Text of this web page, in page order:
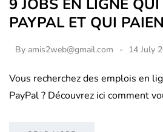
9 JOBS EN LIGNE
PAYPAL ET QUI
By amis2web@gmail.com 14 July
Vous recherchez des emplois en
PayPal ? Découvrez ici comment